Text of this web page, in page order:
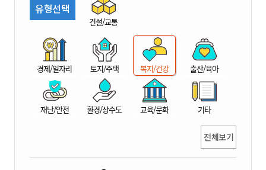
시
산
유형선택
건설/교통
경제/일자리 토지/주택 복지/건강 출산/육아
재난/안전 환경/상수도 교육/문화 기타
전체보기